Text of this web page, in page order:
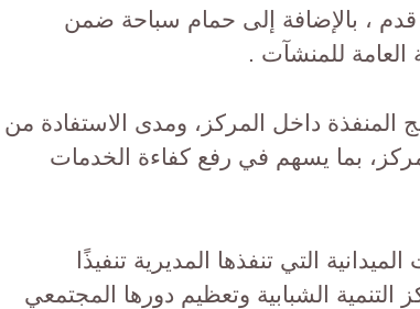
قدم ، بالإضافة إلى حمام سباحة ضمن
العامة للمنشآت .
المنفذة داخل المركز، ومدى الاستفادة من
بما يسهم في رفع كفاءة الخدمات
التي تنفذها المديرية تنفيذًا
الشبابية وتعظيم دورها المجتمعي